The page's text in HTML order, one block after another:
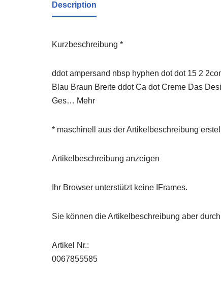
Description
Kurzbeschreibung *
ddot ampersand nbsp hyphen dot dot 15 2
Blau Braun Breite ddot Ca dot Creme Das
Ges… Mehr
* maschinell aus der Artikelbeschreibung
Artikelbeschreibung anzeigen
Ihr Browser unterstützt keine IFrames.
Sie können die Artikelbeschreibung aber
Artikel Nr.:
0067855585